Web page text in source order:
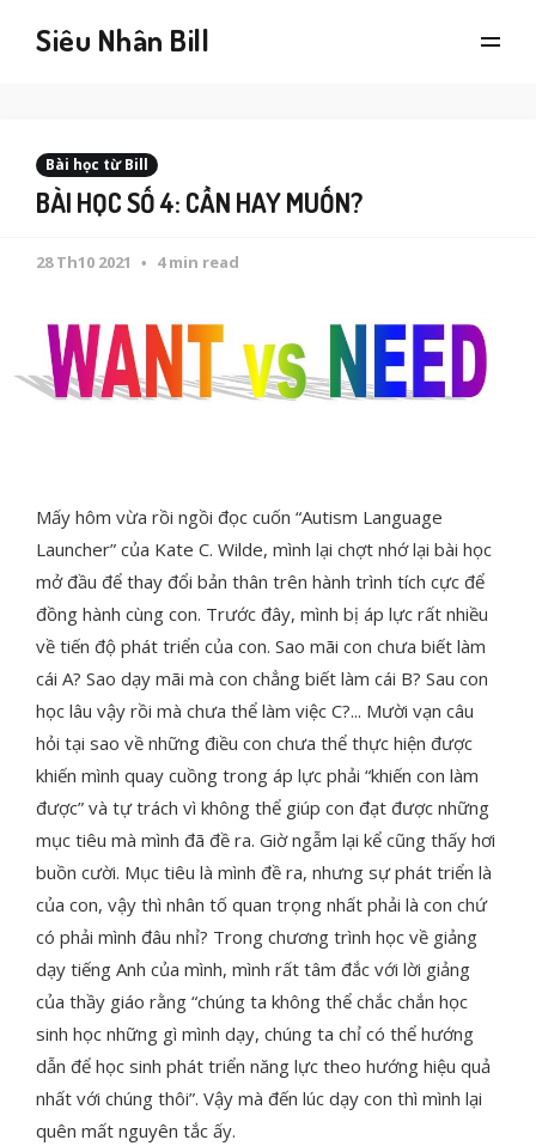
Siêu Nhân Bill
Bài học từ Bill
BÀI HỌC SỐ 4: CẦN HAY MUỐN?
28 Th10 2021 4 min read
Mấy hôm vừa rồi ngồi đọc cuốn “Autism Language
Launcher” của Kate C. Wilde, mình lại chợt nhớ lại bài học
mở đầu để thay đổi bản thân trên hành trình tích cực để
đồng hành cùng con. Trước đây, mình bị áp lực rất nhiều
về tiến độ phát triển của con. Sao mãi con chưa biết làm
cái A? Sao dạy mãi mà con chẳng biết làm cái B? Sau con
học lâu vậy rồi mà chưa thể làm việc C?... Mười vạn câu
hỏi tại sao về những điều con chưa thể thực hiện được
khiến mình quay cuồng trong áp lực phải “khiến con làm
được” và tự trách vì không thể giúp con đạt được những
mục tiêu mà mình đã đề ra. Giờ ngẫm lại kể cũng thấy hơi
buồn cười. Mục tiêu là mình đề ra, nhưng sự phát triển là
của con, vậy thì nhân tố quan trọng nhất phải là con chứ
có phải mình đâu nhỉ? Trong chương trình học về giảng
dạy tiếng Anh của mình, mình rất tâm đắc với lời giảng
của thầy giáo rằng “chúng ta không thể chắc chắn học
sinh học những gì mình dạy, chúng ta chỉ có thể hướng
dẫn để học sinh phát triển năng lực theo hướng hiệu quả
nhất với chúng thôi”. Vậy mà đến lúc dạy con thì mình lại
quên mất nguyên tắc ấy.